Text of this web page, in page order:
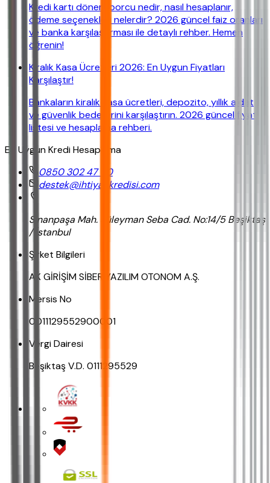
Kredi kartı dönem borcu nedir, nasıl hesaplanır,
ödeme seçenekleri nelerdir? 2026 güncel faiz oranları
ve banka karşılaştırması ile detaylı rehber. Hemen
öğrenin!
Kiralık Kasa Ücretleri 2026: En Uygun Fiyatları
Karşılaştır!
Bankaların kiralık kasa ücretleri, depozito, yıllık aidat
ve güvenlik bedellerini karşılaştırın. 2026 güncel fiyat
listesi ve hesaplama rehberi.
En Uygun Kredi Hesaplama
0850 302 47 90
destek@ihtiyackredisi.com
Sinanpaşa Mah. Süleyman Seba Cad. No:14/5 Beşiktaş
/ İstanbul
Şirket Bilgileri
AK GİRİŞİM SİBER YAZILIM OTONOM A.Ş.
Mersis No
0011129552900001
Vergi Dairesi
Beşiktaş V.D. 0111295529